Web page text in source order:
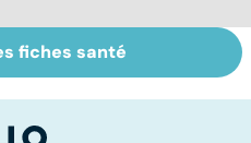
BPCO, la
bronchite du
fiches santé